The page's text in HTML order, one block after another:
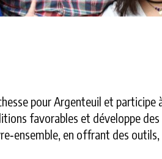
pour Argenteuil et
favorables et développe
en offrant des